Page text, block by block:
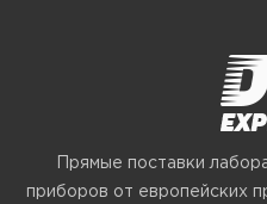
Прямые поставки
приборов от европейских